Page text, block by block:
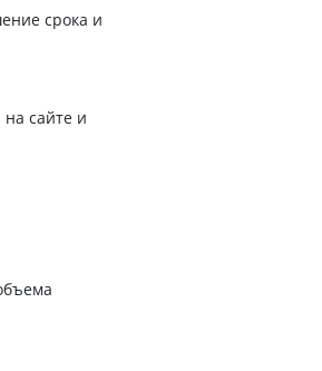
срока и
сайте и